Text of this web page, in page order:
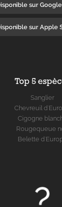
sur
sur Apple
Top 5
Sanglier
Chevreuil
Cigogne
Rougequeue
Belette